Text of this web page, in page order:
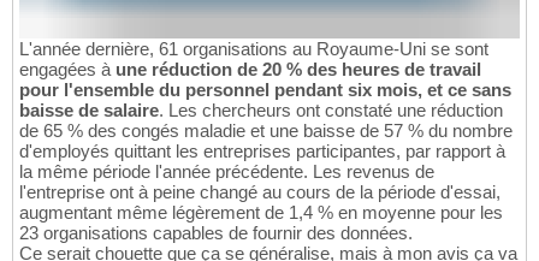
L'année dernière, 61 organisations au Royaume-Uni se sont
engagées à une réduction de 20 % des heures de travail
pour l'ensemble du personnel pendant six mois, et ce sans
baisse de salaire. Les chercheurs ont constaté une réduction
de 65 % des congés maladie et une baisse de 57 % du nombre
d'employés quittant les entreprises participantes, par rapport à
la même période l'année précédente. Les revenus de
l'entreprise ont à peine changé au cours de la période d'essai,
augmentant même légèrement de 1,4 % en moyenne pour les
23 organisations capables de fournir des données.
Ce serait chouette que ça se généralise, mais à mon avis ça va